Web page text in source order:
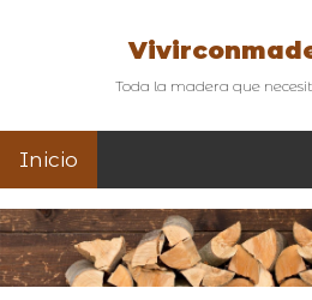
Toda la madera que
Inicio